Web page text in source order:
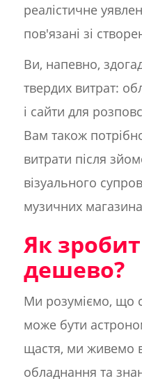
реалістичне
пов'язані зі
Ви, напевно,
твердих витрат:
і сайти для
Вам також
витрати після
візуального
музичних
Як
дешево?
Ми розуміємо, що
може бути
щастя, ми живемо
обладнання та